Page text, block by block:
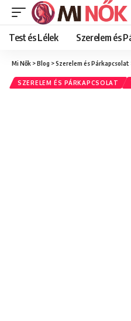
Test és Lélek Szerelem és
Mi Nők >Blog >Szerelem és Párkapcsolat
SZERELEM ÉS PÁRKAPCSOLAT